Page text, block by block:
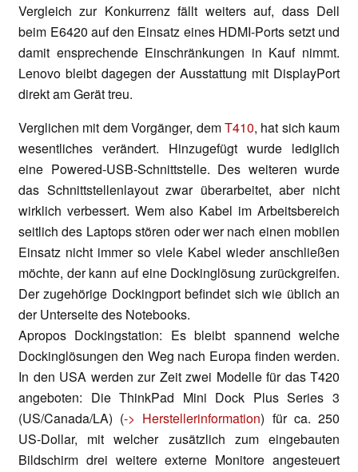
Vergleich zur Konkurrenz fällt weiters auf, dass Dell
beim E6420 auf den Einsatz eines HDMI-Ports setzt und
damit ensprechende Einschränkungen in Kauf nimmt.
Lenovo bleibt dagegen der Ausstattung mit DisplayPort
direkt am Gerät treu.
Verglichen mit dem Vorgänger, demT410, hat sich kaum
wesentliches verändert. Hinzugefügt wurde lediglich
eine Powered-USB-Schnittstelle. Des weiteren wurde
das Schnittstellenlayout zwar überarbeitet, aber nicht
wirklich verbessert. Wem also Kabel im Arbeitsbereich
seitlich des Laptops stören oder wer nach einen mobilen
Einsatz nicht immer so viele Kabel wieder anschließen
möchte, der kann auf eine Dockinglösung zurückgreifen.
Der zugehörige Dockingport befindet sich wie üblich an
der Unterseite des Notebooks.
Apropos Dockingstation: Es bleibt spannend welche
Dockinglösungen den Weg nach Europa finden werden.
In den USA werden zur Zeit zwei Modelle für das T420
angeboten: Die ThinkPad Mini Dock Plus Series 3
(US/Canada/LA) (-> Herstellerinformation) für ca. 250
US-Dollar, mit welcher zusätzlich zum eingebauten
Bildschirm drei weitere externe Monitore angesteuert